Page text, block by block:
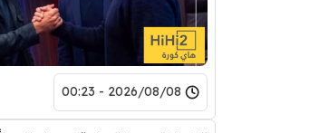
2026/08/08 - 00:23